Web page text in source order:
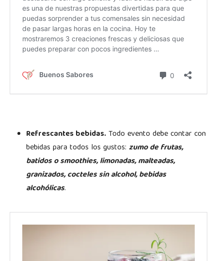
Refrescantes bebidas.Todo evento debe contar con
bebidas para todos los gustos: zumo de frutas,
batidos o smoothies, limonadas, malteadas,
granizados, cocteles sin alcohol, bebidas
alcohólicas.